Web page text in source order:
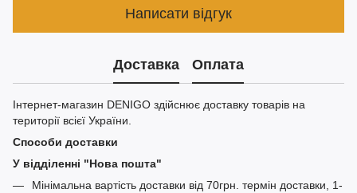
Написати відгук
Доставка Оплата
Інтернет-магазин DENIGO здійснює доставку товарів на
території всієї України.
Способи доставки
У відділенні "Нова пошта"
Мінімальна вартість доставки від 70грн. термін доставки, 1-